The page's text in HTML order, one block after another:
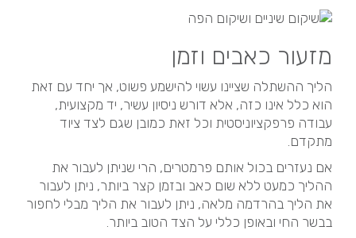
מזעור כאבים וזמן
הליך ההשתלה שציינו עשוי להישמע פשוט, אך יחד עם זאת
הוא כלל אינו כזה, אלא דורש ניסיון עשיר, יד מקצועית,
עבודה פרפקציוניסטית וכל זאת כמובן שגם לצד ציוד
מתקדם.
אם נעזרים בכול אותם פרמטרים, הרי שניתן לעבור את
ההליך כמעט ללא שום כאב ובזמן קצר ביותר, ניתן לעבור
את הליך בהרדמה מלאה, ניתן לעבור את הליך מבלי לחפור
בבשר החי ובאופן כללי על הצד הטוב ביותר.